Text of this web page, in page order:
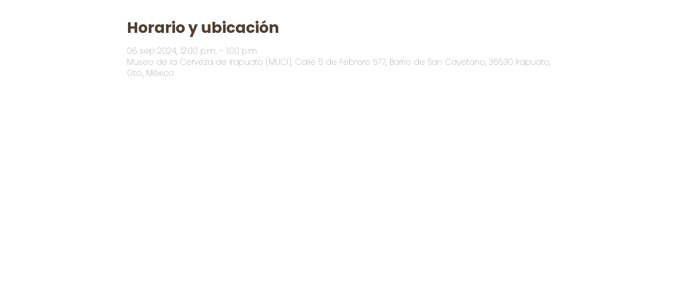
Horario y ubicación
06 sep 2024, 12:00 p.m. – 1:00 p.m.
Museo de la Cerveza de Irapuato (MUCI), Calle 5 de Febrero 577, Barrio de San Cayetano, 36530 Irapuato,
Gto., México